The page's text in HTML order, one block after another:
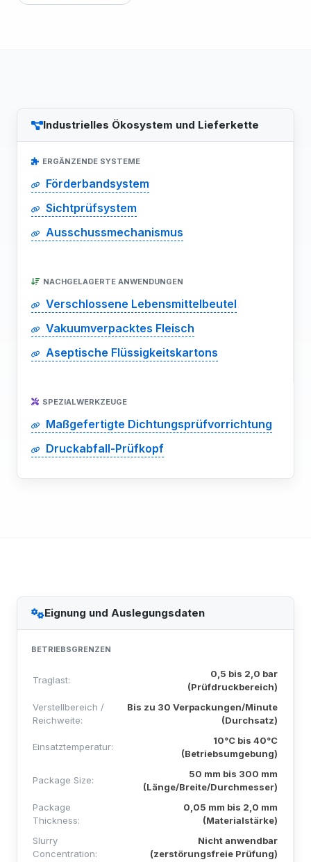
Industrielles Ökosystem und Lieferkette
ERGÄNZENDE SYSTEME
Förderbandsystem
Sichtprüfsystem
Ausschussmechanismus
NACHGELAGERTE ANWENDUNGEN
Verschlossene Lebensmittelbeutel
Vakuumverpacktes Fleisch
Aseptische Flüssigkeitskartons
SPEZIALWERKZEUGE
Maßgefertigte Dichtungsprüfvorrichtung
Druckabfall-Prüfkopf
Eignung und Auslegungsdaten
BETRIEBSGRENZEN
Traglast:
0,5 bis 2,0 bar
(Prüfdruckbereich)
Verstellbereich /
Reichweite:
Bis zu 30 Verpackungen/Minute
(Durchsatz)
Einsatztemperatur:
10°C bis 40°C
(Betriebsumgebung)
Package Size:
50 mm bis 300 mm
(Länge/Breite/Durchmesser)
Package
Thickness:
0,05 mm bis 2,0 mm
(Materialstärke)
Slurry
Concentration:
Nicht anwendbar
(zerstörungsfreie Prüfung)